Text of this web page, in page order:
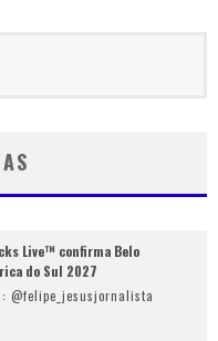
Live™ confirma Belo
do Sul 2027
@felipe_jesusjornalista